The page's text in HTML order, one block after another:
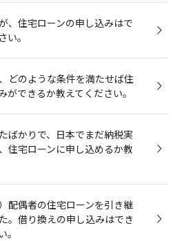
、住宅ローンの申し込みはで
い。
どのような条件を満たせば住
ができるか教えてください。
ばかりで、日本でまだ納税実
住宅ローンに申し込めるか教
配偶者の住宅ローンを引き継
。借り換えの申し込みはでき